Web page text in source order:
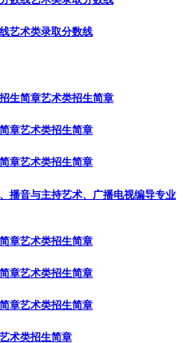
艺术类录取分数线
生简章艺术类招生简章
章艺术类招生简章
章艺术类招生简章
播音与主持艺术、广播电视编导专业
章艺术类招生简章
章艺术类招生简章
章艺术类招生简章
艺术类招生简章